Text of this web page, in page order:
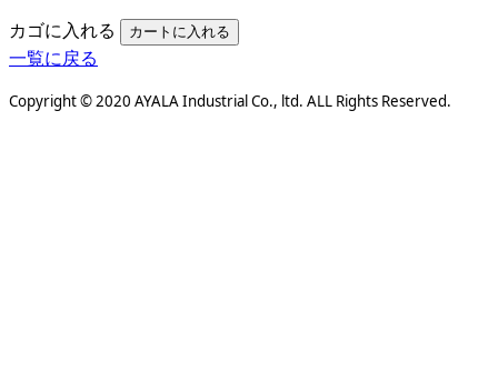
カゴに入れる
一覧に戻る
Copyright © 2020 AYALA Industrial Co., ltd. ALL Rights Reserved.